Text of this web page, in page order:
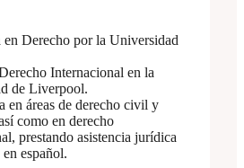
en Derecho por la Universidad
Internacional en la
de Liverpool.
en áreas de derecho civil y
como en derecho
prestando asistencia jurídica
español.